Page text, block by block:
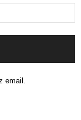
email.